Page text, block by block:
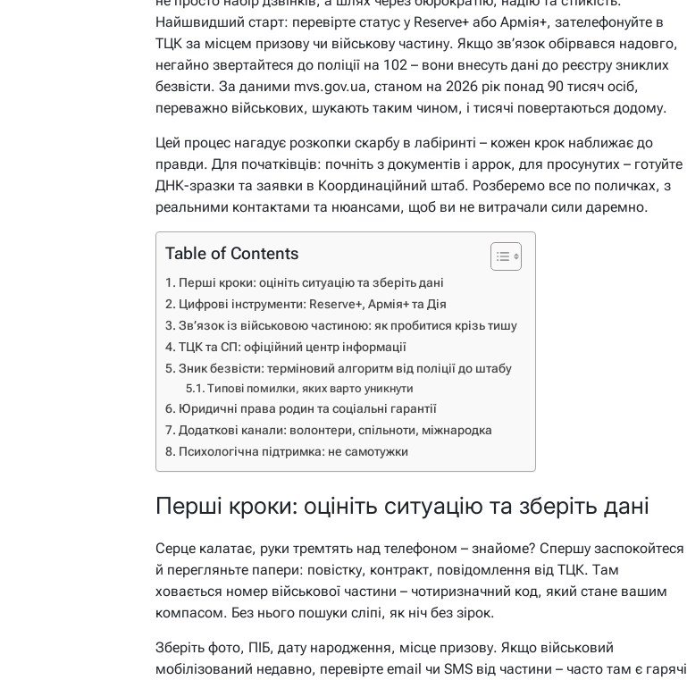
Найшвидший старт: перевірте статус у Reserve+ або Армія+, зателефонуйте в
ТЦК за місцем призову чи військову частину. Якщо зв’язок обірвався надовго,
негайно звертайтеся до поліції на 102 – вони внесуть дані до реєстру зниклих
безвісти. За даними mvs.gov.ua, станом на 2026 рік понад 90 тисяч осіб,
переважно військових, шукають таким чином, і тисячі повертаються додому.
Цей процес нагадує розкопки скарбу в лабіринті – кожен крок наближає до
правди. Для початківців: почніть з документів і appок, для просунутих – готуйте
ДНК-зразки та заявки в Координаційний штаб. Розберемо все по поличках, з
реальними контактами та нюансами, щоб ви не витрачали сили даремно.
Table of Contents
Перші кроки: оцініть ситуацію та зберіть дані
Цифрові інструменти: Reserve+, Армія+ та Дія
Зв’язок із військовою частиною: як пробитися крізь тишу
ТЦК та СП: офіційний центр інформації
Зник безвісти: терміновий алгоритм від поліції до штабу
Типові помилки, яких варто уникнути
Юридичні права родин та соціальні гарантії
Додаткові канали: волонтери, спільноти, міжнародка
Психологічна підтримка: не самотужки
Перші кроки: оцініть ситуацію та зберіть дані
Серце калатає, руки тремтять над телефоном – знайоме? Спершу заспокойтеся
й перегляньте папери: повістку, контракт, повідомлення від ТЦК. Там
ховається номер військової частини – чотиризначний код, який стане вашим
компасом. Без нього пошуки сліпі, як ніч без зірок.
Зберіть фото, ПІБ, дату народження, місце призову. Якщо військовий
мобілізований недавно, перевірте email чи SMS від частини – часто там є гарячі